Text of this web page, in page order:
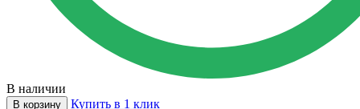
В наличии
В корзину Купить в 1 клик